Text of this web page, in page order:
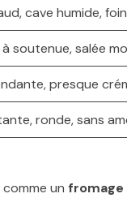
cave humide, foin
soutenue, salée
presque
ronde, sans
un